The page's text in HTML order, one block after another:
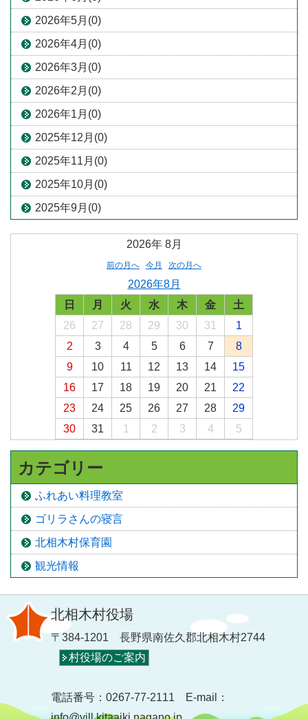
2026年5月(0)
2026年4月(0)
2026年3月(0)
2026年2月(0)
2026年1月(0)
2025年12月(0)
2025年11月(0)
2025年10月(0)
2025年9月(0)
2026年 8月
前の月へ 今月 次の月へ
2026年8月
日
月 火 水 木 金
土
26
27 28 29 30 31
1
2
3 4 5 6 7
8
9
10 11 12 13 14
15
16
17 18 19 20 21
22
23
24 25 26 27 28
29
30
31 1 2 3 4 5
カテゴリー
ふれあい料理教室
ゴリラさんの寝言
北相木村保育園
観光情報
北相木村役場
〒384-1201 長野県南佐久郡北相木村2744
村役場のご案内
電話番号：0267-77-2111 E-mail：